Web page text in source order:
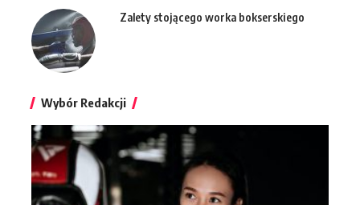
Zalety stojącego worka bokserskiego
Wybór Redakcji